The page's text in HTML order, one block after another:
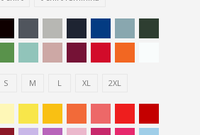
S M L XL 2XL